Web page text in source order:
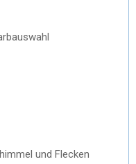
und Flecken